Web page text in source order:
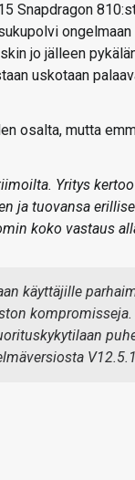
Snapdragon
jo jälleen
uskotaan
osalta, mutta
Yritys
ja tuovansa
koko vastaus
käyttäjille